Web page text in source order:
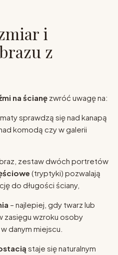
i
z
na ścianę zwróć uwagę na:
sprawdzą się nad kanapą
komodą czy w galerii
zestaw dwóch portretów
(tryptyki) pozwalają
do długości ściany,
– najlepiej, gdy twarz lub
zasięgu wzroku osoby
danym miejscu.
staje się naturalnym